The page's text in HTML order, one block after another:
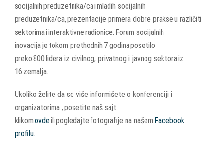
socijalnih preduzetnika/ca i mladih socijalnih
preduzetnika/ca, prezentacije primera dobre prakse u različiti
sektorima i interaktivne radionice. Forum socijalnih
inovacija je tokom prethodnih 7 godina posetilo
preko 800 lidera iz civilnog, privatnog i javnog sektora iz
16 zemalja.
Ukoliko želite da se više informišete o konferenciji i
organizatorima , posetite naš sajt
klikomovdeili pogledajte fotografije na našem Facebook
profilu.